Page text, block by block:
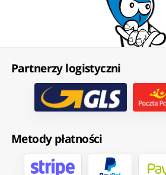
Partnerzy logistyczni
Metody płatności